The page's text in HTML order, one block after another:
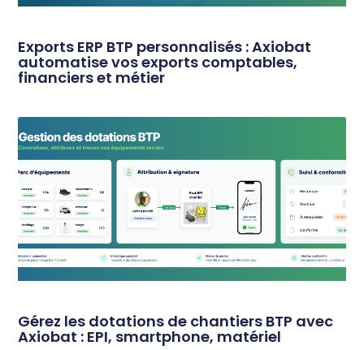
Exports ERP BTP personnalisés : Axiobat
automatise vos exports comptables,
financiers et métier
Gérez les dotations de chantiers BTP avec
Axiobat : EPI, smartphone, matériel